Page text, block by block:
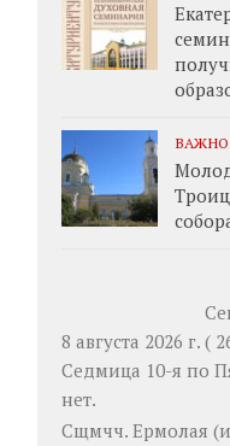
ВАЖНО
8 августа 2026 г. (
Седмица 10-я по
нет.
Сщмчч. Ермолая (